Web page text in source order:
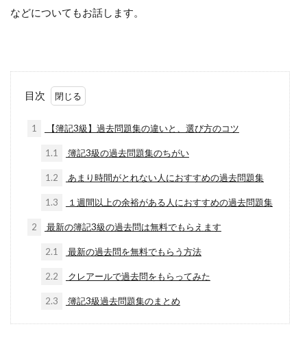
などについてもお話します。
目次
1 【簿記3級】過去問題集の違いと、選び方のコツ
1.1 簿記3級の過去問題集のちがい
1.2 あまり時間がとれない人におすすめの過去問題集
1.3 １週間以上の余裕がある人におすすめの過去問題集
2 最新の簿記3級の過去問は無料でもらえます
2.1 最新の過去問を無料でもらう方法
2.2 クレアールで過去問をもらってみた
2.3 簿記3級過去問題集のまとめ